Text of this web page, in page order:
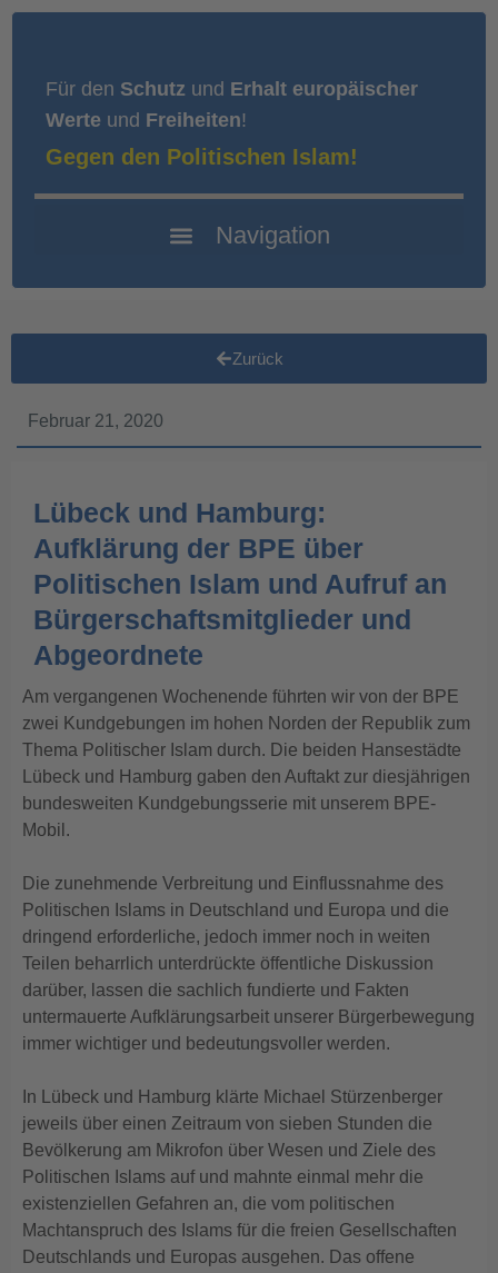
Für den Schutz und Erhalt europäischer
Werte und Freiheiten!
Gegen den Politischen Islam!
Zurück
Februar 21, 2020
Lübeck und Hamburg:
Aufklärung der BPE über
Politischen Islam und Aufruf an
Bürgerschaftsmitglieder und
Abgeordnete
Am vergangenen Wochenende führten wir von der BPE
zwei Kundgebungen im hohen Norden der Republik zum
Thema Politischer Islam durch. Die beiden Hansestädte
Lübeck und Hamburg gaben den Auftakt zur diesjährigen
bundesweiten Kundgebungsserie mit unserem BPE-
Mobil.
Die zunehmende Verbreitung und Einflussnahme des
Politischen Islams in Deutschland und Europa und die
dringend erforderliche, jedoch immer noch in weiten
Teilen beharrlich unterdrückte öffentliche Diskussion
darüber, lassen die sachlich fundierte und Fakten
untermauerte Aufklärungsarbeit unserer Bürgerbewegung
immer wichtiger und bedeutungsvoller werden.
In Lübeck und Hamburg klärte Michael Stürzenberger
jeweils über einen Zeitraum von sieben Stunden die
Bevölkerung am Mikrofon über Wesen und Ziele des
Politischen Islams auf und mahnte einmal mehr die
existenziellen Gefahren an, die vom politischen
Machtanspruch des Islams für die freien Gesellschaften
Deutschlands und Europas ausgehen. Das offene